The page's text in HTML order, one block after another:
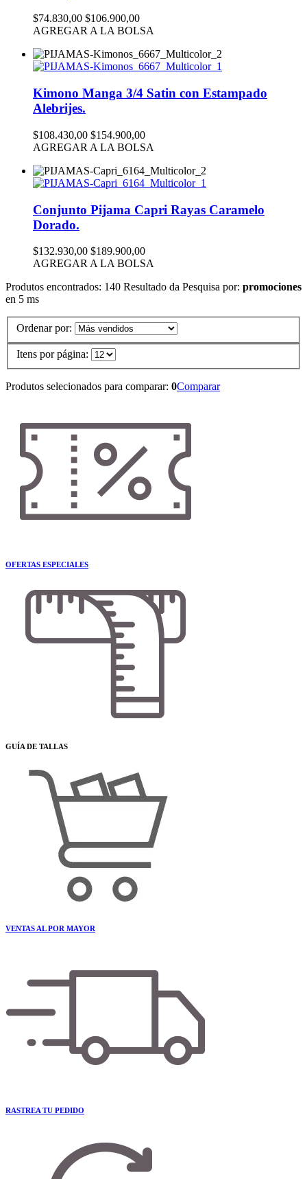
$74.830,00 $106.900,00
AGREGAR A LA BOLSA
Kimono Manga 3/4 Satin con Estampado
Alebrijes.
$108.430,00 $154.900,00
AGREGAR A LA BOLSA
Conjunto Pijama Capri Rayas Caramelo
Dorado.
$132.930,00 $189.900,00
AGREGAR A LA BOLSA
Produtos encontrados: 140 Resultado da Pesquisa por: promociones
en 5 ms
Ordenar por:
Itens por página:
Produtos selecionados para comparar: 0Comparar
OFERTAS ESPECIALES
GUÍA DE TALLAS
VENTAS AL POR MAYOR
RASTREA TU PEDIDO